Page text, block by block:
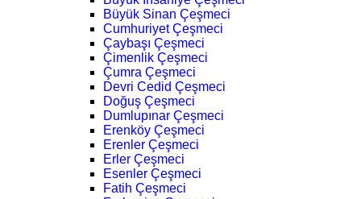
Büyük Sinan Çeşmeci
Cumhuriyet Çeşmeci
Çaybaşı Çeşmeci
Çimenlik Çeşmeci
Çumra Çeşmeci
Devri Cedid Çeşmeci
Doğuş Çeşmeci
Dumlupınar Çeşmeci
Erenköy Çeşmeci
Erenler Çeşmeci
Erler Çeşmeci
Esenler Çeşmeci
Fatih Çeşmeci